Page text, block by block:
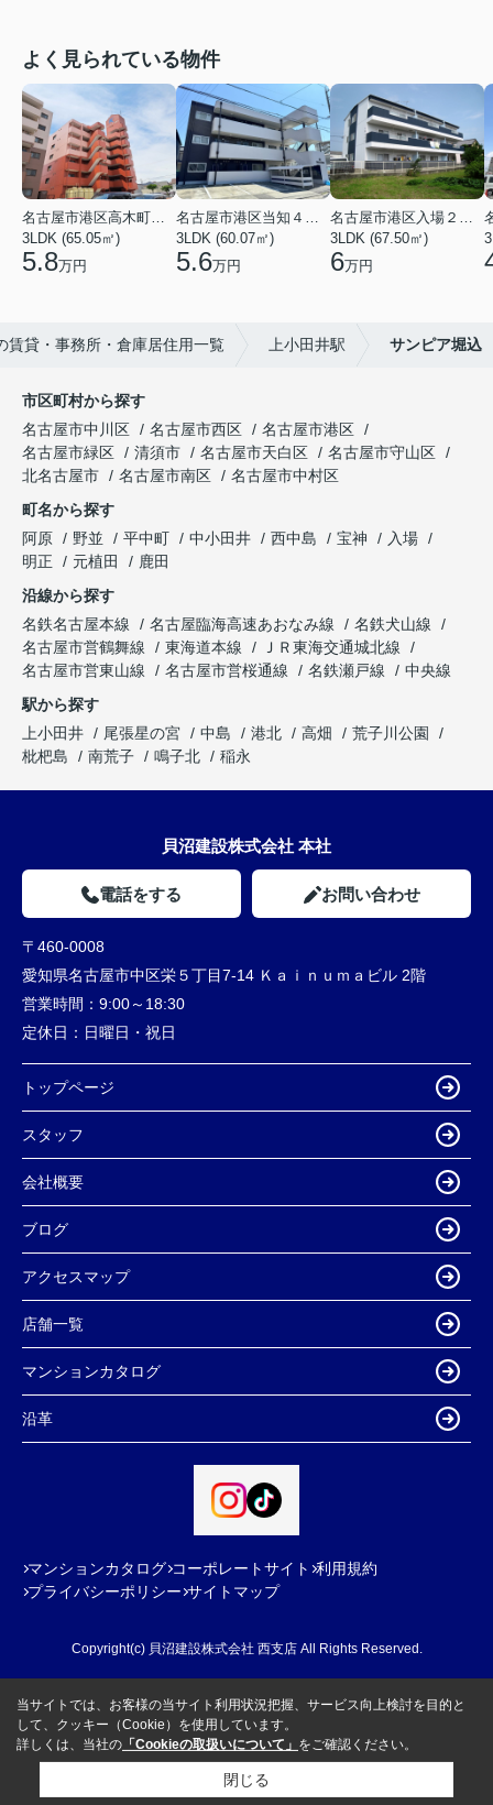
よく見られている物件
名古屋市港区高木町３丁目
3LDK (65.05㎡)
5.8万円
名古屋市港区当知４丁目
3LDK (60.07㎡)
5.6万円
名古屋市港区入場２丁目
3LDK (67.50㎡)
6万円
賃貸・事務所・倉庫居住用一覧 上小田井駅 サンピア堀込
市区町村から探す
名古屋市中川区
名古屋市西区
名古屋市港区
名古屋市緑区
清須市 名古屋市天白区
名古屋市守山区
北名古屋市
名古屋市南区
名古屋市中村区
町名から探す
阿原
野並 平中町 中小田井 西中島 宝神
入場
明正
元植田
鹿田
沿線から探す
名鉄名古屋本線
名古屋臨海高速あおなみ線
名鉄犬山線
名古屋市営鶴舞線
東海道本線
ＪＲ東海交通城北線
名古屋市営東山線
名古屋市営桜通線 名鉄瀬戸線
中央線
駅から探す
上小田井
尾張星の宮 中島 港北 高畑
荒子川公園
枇杷島
南荒子 鳴子北 稲永
貝沼建設株式会社 本社
電話をする お問い合わせ
〒460-0008
愛知県名古屋市中区栄５丁目7-14 Ｋａｉｎｕｍａビル 2階
営業時間： 9:00～18:30
定休日： 日曜日・祝日
トップページ
スタッフ
会社概要
ブログ
アクセスマップ
店舗一覧
マンションカタログ
沿革
マンションカタログ コーポレートサイト 利用規約
プライバシーポリシー サイトマップ
Copyright(c) 貝沼建設株式会社 西支店 All Rights Reserved.
当サイトでは、お客様の当サイト利用状況把握、サービス向上検討を目的と
して、クッキー（Cookie）を使用しています。
詳しくは、当社の 「Cookieの取扱いについて」 をご確認ください。
閉じる